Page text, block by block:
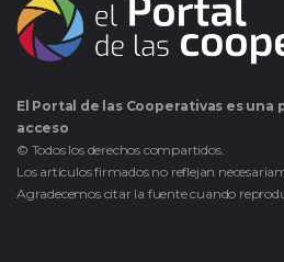
El Portal de las Cooperativas es
acceso
© Todos los derechos compartidos.
Los artículos firmados no reflejan
Agradecemos citar la fuente cuando